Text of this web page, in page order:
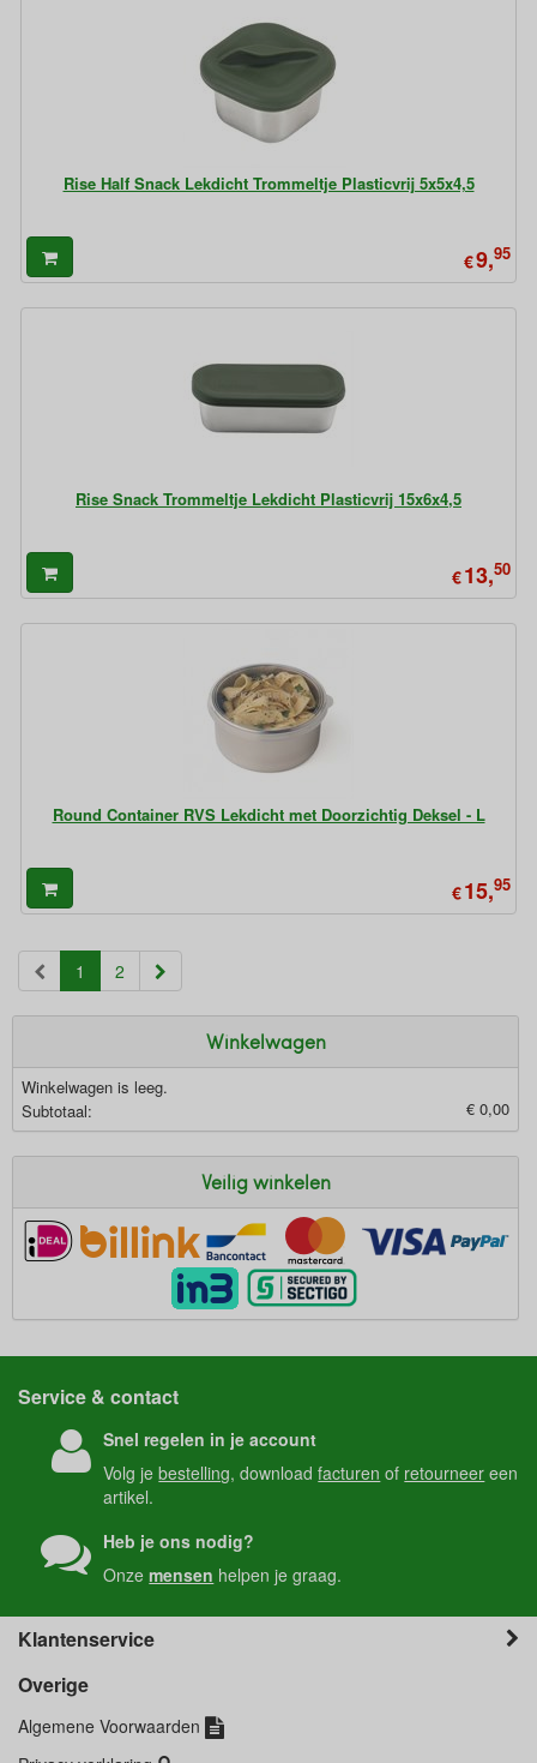
Rise Half Snack Lekdicht Trommeltje Plasticvrij 5x5x4,5
€9,95
Rise Snack Trommeltje Lekdicht Plasticvrij 15x6x4,5
€13,50
Round Container RVS Lekdicht met Doorzichtig Deksel - L
€15,95
1 (current)
2
Winkelwagen
Winkelwagen is leeg.
Subtotaal:
€ 0,00
Veilig winkelen
Service & contact
Snel regelen in je account
Volg jebestelling, downloadfacturen of retourneer een
artikel.
Heb je ons nodig?
Onzemensen helpen je graag.
Klantenservice
Overige
Algemene Voorwaarden